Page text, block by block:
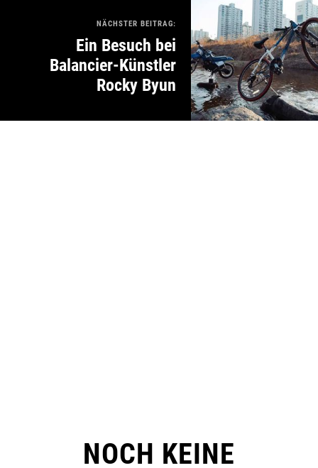
NÄCHSTER BEITRAG:
Ein Besuch bei
Balancier-Künstler
Rocky Byun
NOCH KEINE